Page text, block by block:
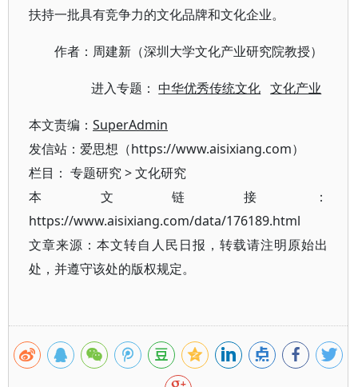
扶持一批具有竞争力的文化品牌和文化企业。
作者：周建新（深圳大学文化产业研究院教授）
进入专题：中华优秀传统文化 文化产业
本文责编： SuperAdmin
发信站：爱思想（https://www.aisixiang.com）
栏目： 专题研究>文化研究
本文链接：
https://www.aisixiang.com/data/176189.html
文章来源：本文转自人民日报，转载请注明原始出
处，并遵守该处的版权规定。